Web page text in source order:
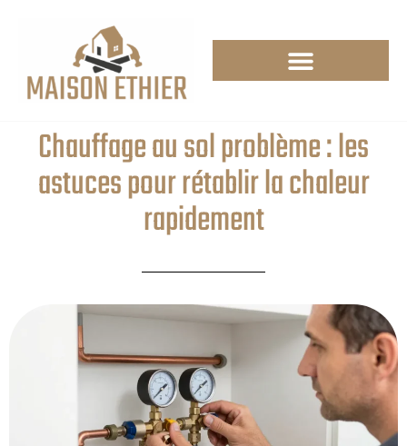
Chauffage au sol problème : les
astuces pour rétablir la chaleur
rapidement